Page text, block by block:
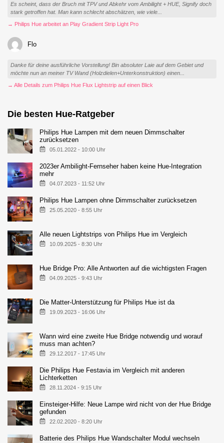
Es scheint, dass der Bruch mit TPV und Abkehr vom Ambilight + HUE, Signify doch
stark getroffen hat. Man kann schlecht abschätzen, wie viele...
→ Philips Hue arbeitet an Play Gradient Strip Light Pro
Flo
Danke für deine ausführliche Vorstellung! Bin absoluter Laie auf dem Gebiet und
möchte nun an meiner TV Wand (Holzdielen+Unterkonstruktion) einen...
→ Alle Details zum Philips Hue Flux Lightstrip auf einen Blick
Die besten Hue-Ratgeber
Philips Hue Lampen mit dem neuen Dimmschalter
zurücksetzen
05.01.2022 - 10:00 Uhr
2023er Ambilight-Fernseher haben keine Hue-Integration
mehr
04.07.2023 - 11:52 Uhr
Philips Hue Lampen ohne Dimmschalter zurücksetzen
25.05.2020 - 8:55 Uhr
Alle neuen Lightstrips von Philips Hue im Vergleich
10.09.2025 - 8:30 Uhr
Hue Bridge Pro: Alle Antworten auf die wichtigsten Fragen
04.09.2025 - 9:43 Uhr
Die Matter-Unterstützung für Philips Hue ist da
19.09.2023 - 16:06 Uhr
Wann wird eine zweite Hue Bridge notwendig und worauf
muss man achten?
29.12.2017 - 17:45 Uhr
Die Philips Hue Festavia im Vergleich mit anderen
Lichterketten
28.11.2024 - 9:15 Uhr
Einsteiger-Hilfe: Neue Lampe wird nicht von der Hue Bridge
gefunden
22.02.2020 - 8:20 Uhr
Batterie des Philips Hue Wandschalter Modul wechseln